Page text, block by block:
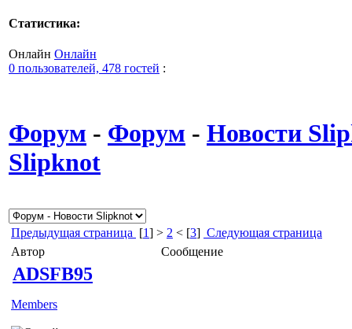
Статистика:
Онлайн Онлайн
0 пользователей, 478 гостей :
Форум - Форум - Новости
Slipknot
Предыдущая страница [1] > 2 < [3] Следующая страница
Автор
Сообщение
ADSFB95
Members